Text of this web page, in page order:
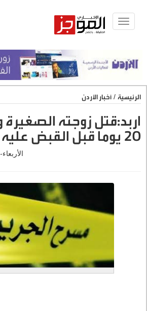
Toggle
الرئيسية / أخبار الأردن
اربد:قتل زوجته
20 يوما قبل القبض عليه
الأربعاء-2025-07-30 | 02:58 pm